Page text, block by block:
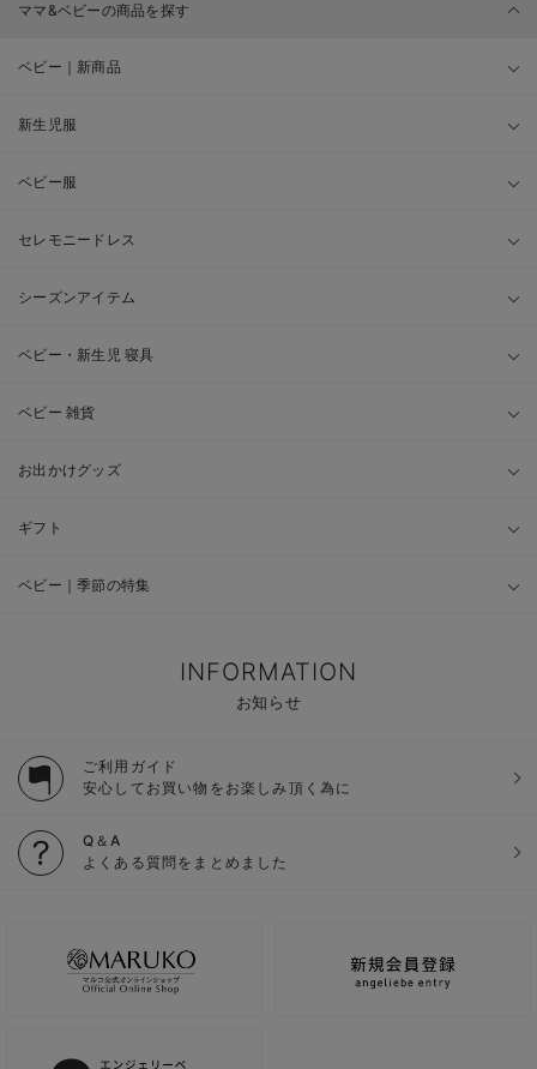
ママ&ベビーの商品を探す
ベビー｜新商品
新生児服
ベビー服
セレモニードレス
シーズンアイテム
ベビー・新生児 寝具
ベビー 雑貨
お出かけグッズ
ギフト
ベビー｜季節の特集
INFORMATION
お知らせ
ご利用ガイド
安心してお買い物をお楽しみ頂く為に
Q＆A
よくある質問をまとめました